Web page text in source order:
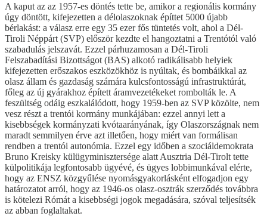
A kaput az az 1957-es döntés tette be, amikor a regionális kormány
úgy döntött, kifejezetten a délolaszoknak építtet 5000 újabb
bérlakást: a válasz erre egy 35 ezer fős tüntetés volt, ahol a Dél-
Tiroli Néppárt (SVP) először kezdte el hangoztatni a Trentótól való
szabadulás jelszavát. Ezzel párhuzamosan a Dél-Tiroli
Felszabadítási Bizottságot (BAS) alkotó radikálisabb helyiek
kifejezetten erőszakos eszközökhöz is nyúltak, és bombáikkal az
olasz állam és gazdaság számára kulcsfontosságú infrastruktúrát,
főleg az új gyárakhoz épített áramvezetékeket rombolták le. A
feszültség odáig eszkalálódott, hogy 1959-ben az SVP közölte, nem
vesz részt a trentói kormány munkájában: ezzel annyi lett a
kisebbségek kormányzati kvótaarányának, így Olaszországnak nem
maradt semmilyen érve azt illetően, hogy miért van formálisan
rendben a trentói autonómia. Ezzel egy időben a szociáldemokrata
Bruno Kreisky külügyminisztersége alatt Ausztria Dél-Tirolt tette
külpolitikája legfontosabb ügyévé, és ügyes lobbimunkával elérte,
hogy az ENSZ közgyűlése nyomásgyakorlásként elfogadjon egy
határozatot arról, hogy az 1946-os olasz-osztrák szerződés továbbra
is kötelezi Rómát a kisebbségi jogok megadására, szóval teljesítsék
az abban foglaltakat.